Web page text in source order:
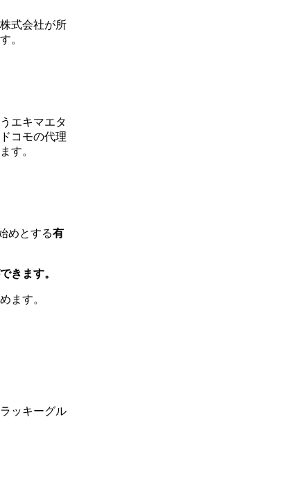
式会社が所
。
エキマエタ
コモの代理
す。
めとする有
きます。
ます。
ッキーグル